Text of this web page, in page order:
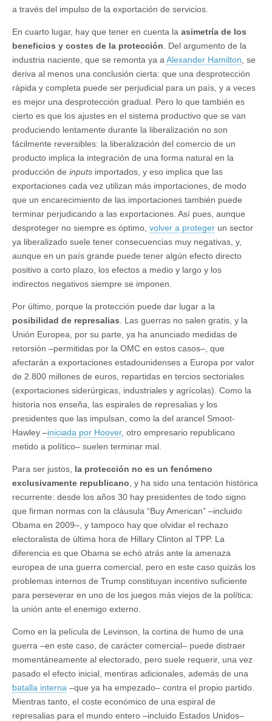
a través del impulso de la exportación de servicios.
En cuarto lugar, hay que tener en cuenta la asimetría de los
beneficios y costes de la protección . Del argumento de la
industria naciente, que se remonta ya a Alexander Hamilton , se
deriva al menos una conclusión cierta: que una desprotección
rápida y completa puede ser perjudicial para un país, y a veces
es mejor una desprotección gradual. Pero lo que también es
cierto es que los ajustes en el sistema productivo que se van
produciendo lentamente durante la liberalización no son
fácilmente reversibles: la liberalización del comercio de un
producto implica la integración de una forma natural en la
producción de inputs importados, y eso implica que las
exportaciones cada vez utilizan más importaciones, de modo
que un encarecimiento de las importaciones también puede
terminar perjudicando a las exportaciones. Así pues, aunque
desproteger no siempre es óptimo, volver a proteger un sector
ya liberalizado suele tener consecuencias muy negativas, y,
aunque en un país grande puede tener algún efecto directo
positivo a corto plazo, los efectos a medio y largo y los
indirectos negativos siempre se imponen.
Por último, porque la protección puede dar lugar a la
posibilidad de represalias . Las guerras no salen gratis, y la
Unión Europea, por su parte, ya ha anunciado medidas de
retorsión –permitidas por la OMC en estos casos–, que
afectarán a exportaciones estadounidenses a Europa por valor
de 2.800 millones de euros, repartidas en tercios sectoriales
(exportaciones siderúrgicas, industriales y agrícolas). Como la
historia nos enseña, las espirales de represalias y los
presidentes que las impulsan, como la del arancel Smoot-
Hawley –iniciada por Hoover, otro empresario republicano
metido a político– suelen terminar mal.
Para ser justos, la protección no es un fenómeno
exclusivamente republicano , y ha sido una tentación histórica
recurrente: desde los años 30 hay presidentes de todo signo
que firman normas con la cláusula “Buy American” –incluido
Obama en 2009–, y tampoco hay que olvidar el rechazo
electoralista de última hora de Hillary Clinton al TPP. La
diferencia es que Obama se echó atrás ante la amenaza
europea de una guerra comercial, pero en este caso quizás los
problemas internos de Trump constituyan incentivo suficiente
para perseverar en uno de los juegos más viejos de la política:
la unión ante el enemigo externo.
Como en la película de Levinson, la cortina de humo de una
guerra –en este caso, de carácter comercial– puede distraer
momentáneamente al electorado, pero suele requerir, una vez
pasado el efecto inicial, mentiras adicionales, además de una
batalla interna –que ya ha empezado– contra el propio partido.
Mientras tanto, el coste económico de una espiral de
represalias para el mundo entero –incluido Estados Unidos–